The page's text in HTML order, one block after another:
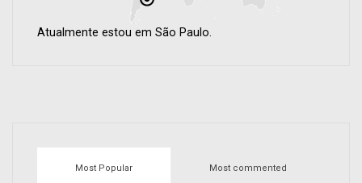
Atualmente estou em São Paulo.
Most Popular Most commented